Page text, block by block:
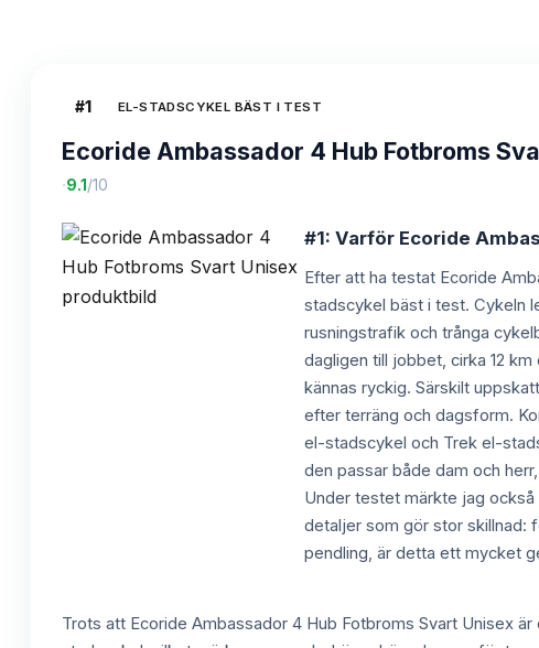
#1 EL-STADSCYKEL BÄST I TEST
Ecoride Ambassador 4 Hub Fotbroms
·9.1 /10
#1: Varför Ecoride
Efter att ha testat Ecoride
stadscykel bäst i test. Cykeln
rusningstrafik och trånga
dagligen till jobbet, cirka 12
kännas ryckig. Särskilt
efter terräng och dagsform.
el-stadscykel och Trek el-
den passar både dam och
Under testet märkte jag
detaljer som gör stor skillnad:
pendling, är detta ett mycket
Trots att Ecoride Ambassador 4 Hub Fotbroms Svart Unisex